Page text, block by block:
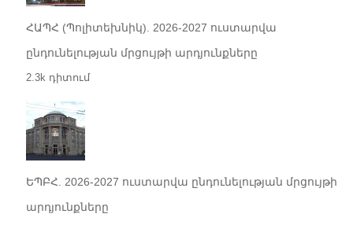
ՀԱՊՀ (Պոլիտեխնիկ). 2026-2027 ուստարվա
ընդունելության մրցույթի արդյունքները
2.3k դիտում
ԵՊԲՀ. 2026-2027 ուստարվա ընդունելության մրցույթի
արդյունքները